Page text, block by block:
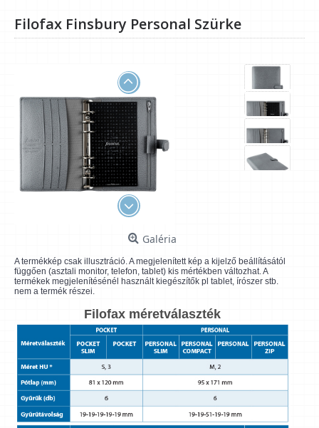
Filofax Finsbury Personal Szürke
Galéria
A termékkép csak illusztráció. A megjelenített kép a kijelző beállításától
függően (asztali monitor, telefon, tablet) kis mértékben változhat. A
termékek megjelenítésénél használt kiegészítők pl tablet, írószer stb.
nem a termék részei.
Filofax méretválaszték